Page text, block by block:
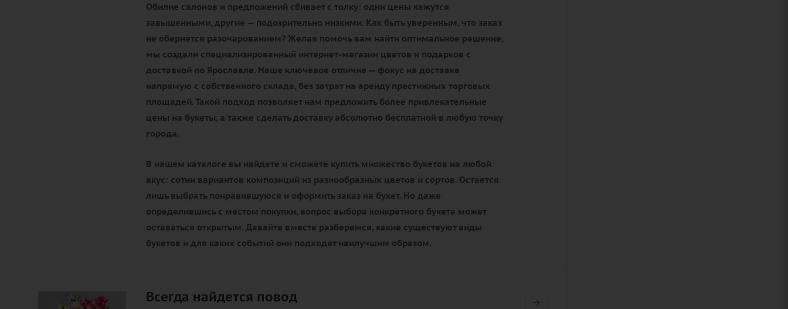
Обилие салонов и предложений сбивает с толку: одни цены кажутся
завышенными, другие — подозрительно низкими. Как быть уверенным, что заказ
не обернется разочарованием? Желая помочь вам найти оптимальное решение,
мы создали специализированный интернет-магазин цветов и подарков с
доставкой по Ярославле. Наше ключевое отличие — фокус на доставке
напрямую с собственного склада, без затрат на аренду престижных торговых
площадей. Такой подход позволяет нам предложить более привлекательные
цены на букеты, а также сделать доставку абсолютно бесплатной в любую точку
города.
В нашем каталоге вы найдете и сможете купить множество букетов на любой
вкус: сотни вариантов композиций из разнообразных цветов и сортов. Остается
лишь выбрать понравившуюся и оформить заказ на букет. Но даже
определившись с местом покупки, вопрос выбора конкретного букета может
оставаться открытым. Давайте вместе разберемся, какие существуют виды
букетов и для каких событий они подходят наилучшим образом.
Всегда найдется повод